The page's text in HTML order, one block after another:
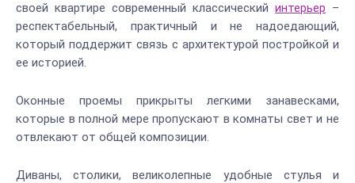
своей квартире современный классический интерьер –
респектабельный, практичный и не надоедающий,
который поддержит связь с архитектурой постройкой и
ее историей.
Оконные проемы прикрыты легкими занавесками,
которые в полной мере пропускают в комнаты свет и не
отвлекают от общей композиции.
Диваны, столики, великолепные удобные стулья и